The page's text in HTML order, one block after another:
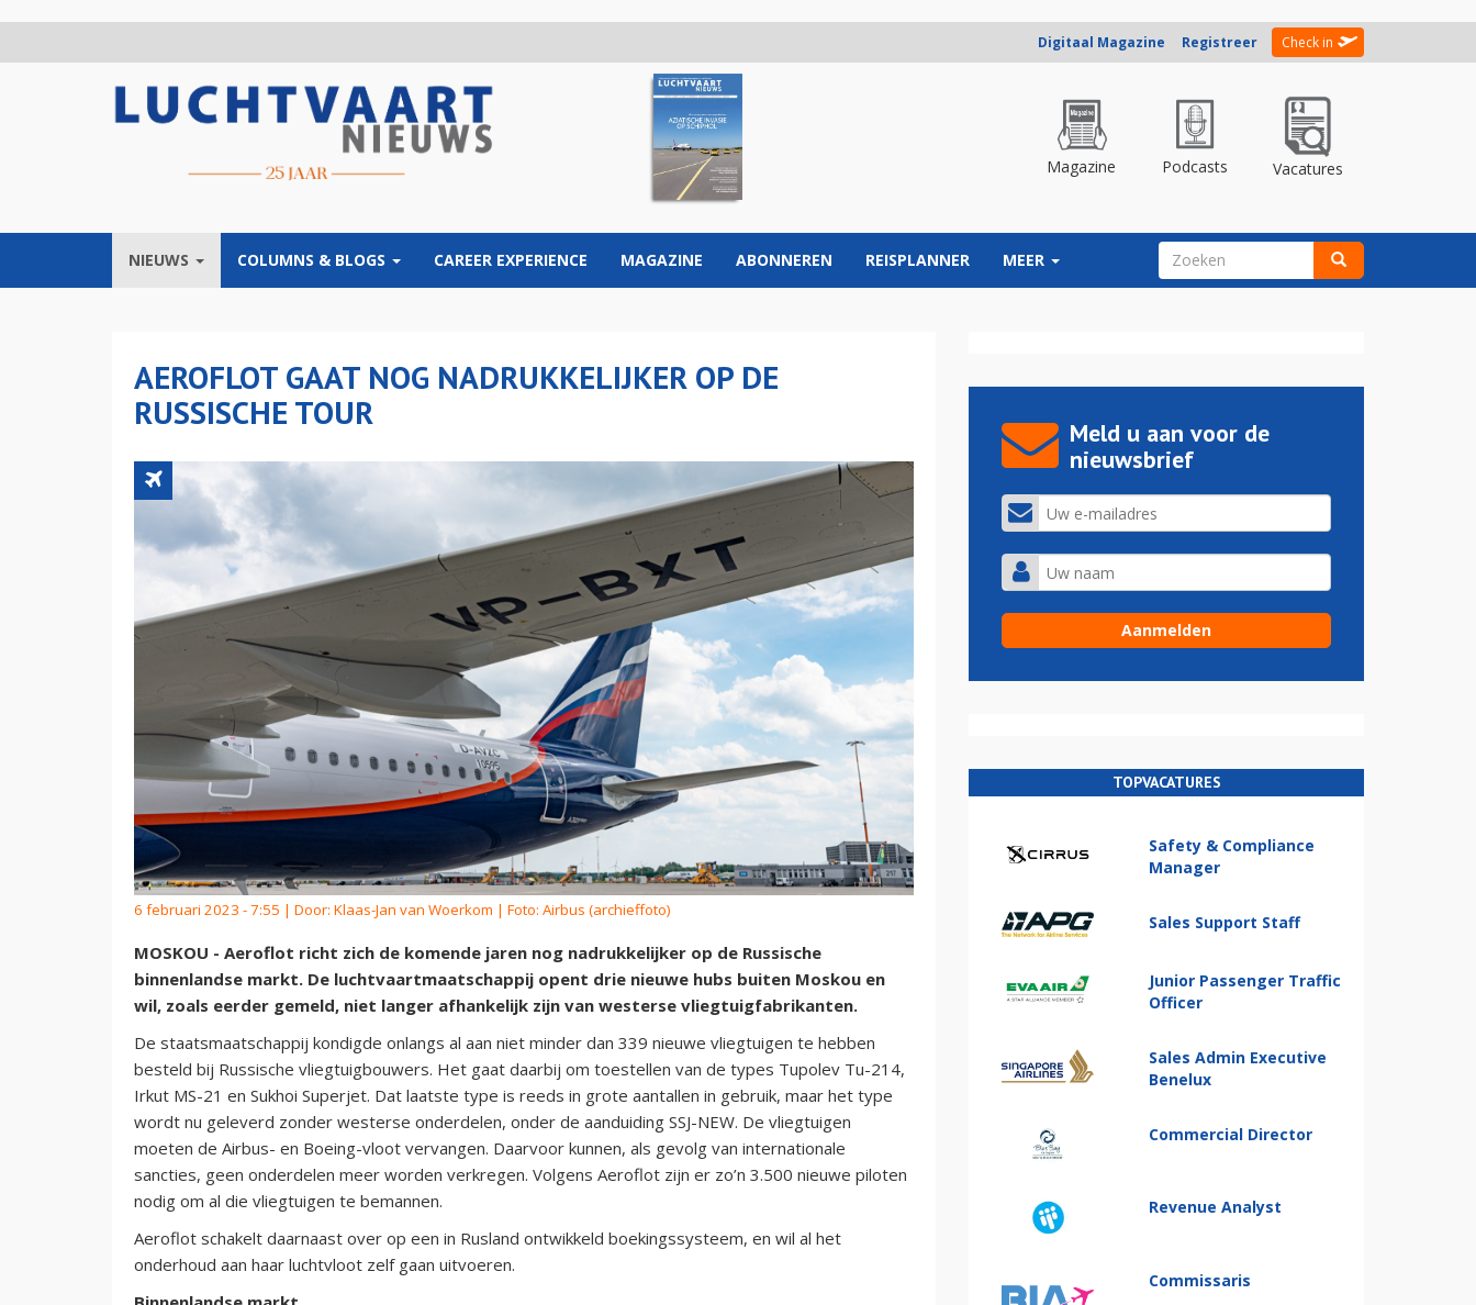
Digitaal Magazine Registreer Check in
Magazine Podcasts Vacatures
NIEUWS COLUMNS & BLOGS CAREER EXPERIENCE MAGAZINE ABONNEREN REISPLANNER MEER ZOEKVELD
AEROFLOT GAAT NOG NADRUKKELIJKER OP DE
RUSSISCHE TOUR
6 februari 2023 - 7:55 | Door: Klaas-Jan van Woerkom | Foto: Airbus (archieffoto)
MOSKOU - Aeroflot richt zich de komende jaren nog nadrukkelijker op de Russische
binnenlandse markt. De luchtvaartmaatschappij opent drie nieuwe hubs buiten Moskou en
wil, zoals eerder gemeld, niet langer afhankelijk zijn van westerse vliegtuigfabrikanten.
De staatsmaatschappij kondigde onlangs al aan niet minder dan 339 nieuwe vliegtuigen te hebben
besteld bij Russische vliegtuigbouwers. Het gaat daarbij om toestellen van de types Tupolev Tu-214,
Irkut MS-21 en Sukhoi Superjet. Dat laatste type is reeds in grote aantallen in gebruik, maar het type
wordt nu geleverd zonder westerse onderdelen, onder de aanduiding SSJ-NEW. De vliegtuigen
moeten de Airbus- en Boeing-vloot vervangen. Daarvoor kunnen, als gevolg van internationale
sancties, geen onderdelen meer worden verkregen. Volgens Aeroflot zijn er zo’n 3.500 nieuwe piloten
nodig om al die vliegtuigen te bemannen.
Aeroflot schakelt daarnaast over op een in Rusland ontwikkeld boekingssysteem, en wil al het
onderhoud aan haar luchtvloot zelf gaan uitvoeren.
Meld u aan voor de
nieuwsbrief
TOPVACATURES
Safety & Compliance
Manager
Sales Support Staff
Junior Passenger Traffic
Officer
Sales Admin Executive
Benelux
Commercial Director
Revenue Analyst
Commissaris